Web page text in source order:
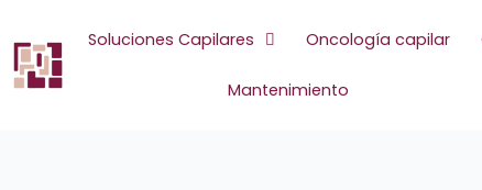
al
contenido
Soluciones Capilares Oncología capilar
Mantenimiento